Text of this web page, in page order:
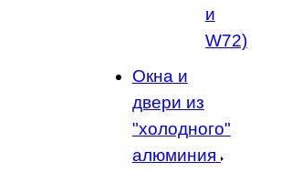
и
W72)
Окна и
двери из
"холодного"
алюминия